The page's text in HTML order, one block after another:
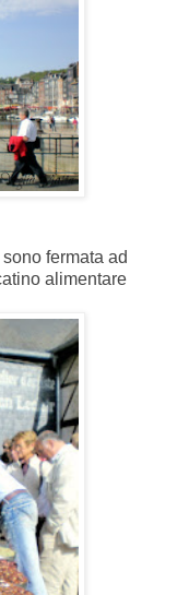
fermata ad
alimentare